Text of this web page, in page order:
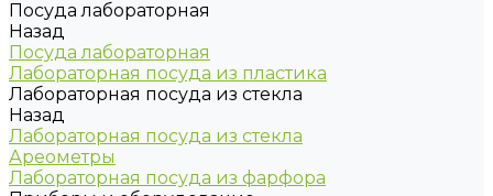
Посуда лабораторная
Назад
Посуда лабораторная
Лабораторная посуда из пластика
Лабораторная посуда из стекла
Назад
Лабораторная посуда из стекла
Ареометры
Лабораторная посуда из фарфора